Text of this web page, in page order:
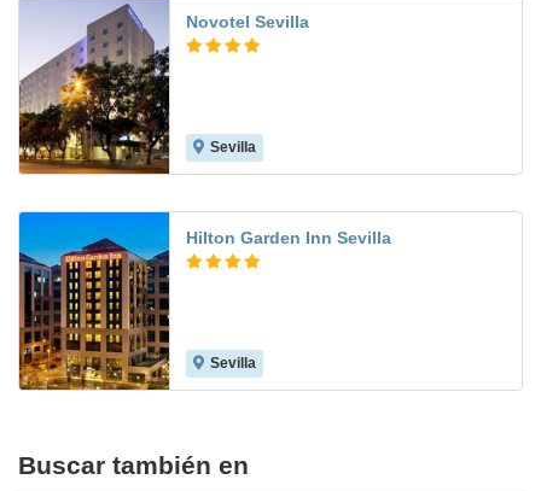
Novotel Sevilla
Sevilla
Hilton Garden Inn Sevilla
Sevilla
Buscar también en